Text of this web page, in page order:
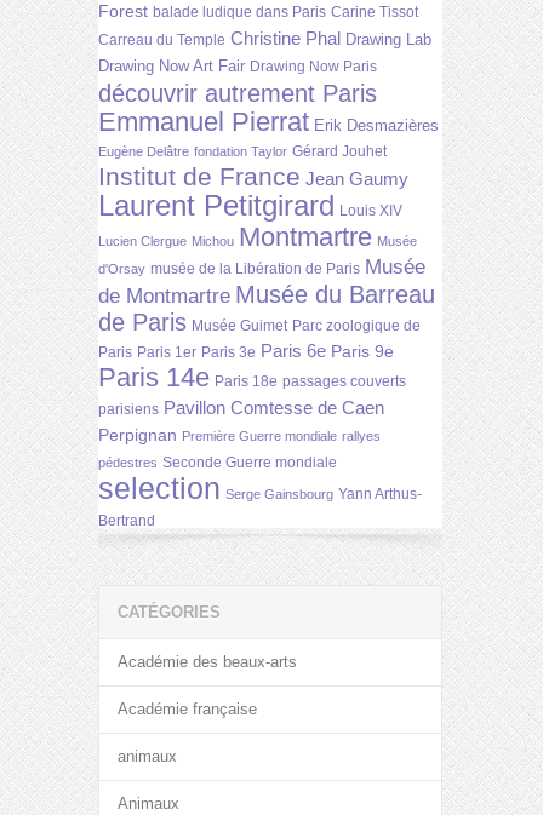
Forest balade ludique dans Paris Carine Tissot
Carreau du Temple Christine Phal Drawing Lab
Drawing Now Art Fair Drawing Now Paris
découvrir autrement Paris
Emmanuel Pierrat Erik Desmazières
Eugène Delâtre fondation Taylor Gérard Jouhet
Institut de France Jean Gaumy
Laurent Petitgirard Louis XIV
Lucien Clergue Michou Montmartre Musée
d'Orsay musée de la Libération de Paris Musée
de Montmartre Musée du Barreau
de Paris Musée Guimet Parc zoologique de
Paris Paris 1er Paris 3e Paris 6e Paris 9e
Paris 14e Paris 18e passages couverts
parisiens Pavillon Comtesse de Caen
Perpignan Première Guerre mondiale rallyes
pédestres Seconde Guerre mondiale
selection Serge Gainsbourg Yann Arthus-
Bertrand
CATÉGORIES
Académie des beaux-arts
Académie française
animaux
Animaux